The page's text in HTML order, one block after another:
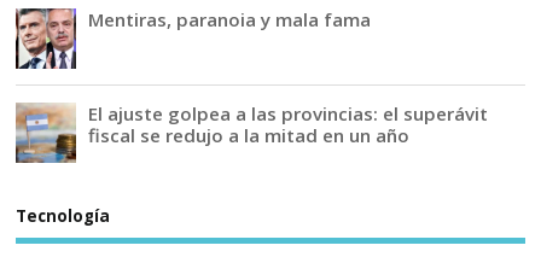
Mentiras, paranoia y mala fama
El ajuste golpea a las provincias: el superávit
fiscal se redujo a la mitad en un año
Tecnología